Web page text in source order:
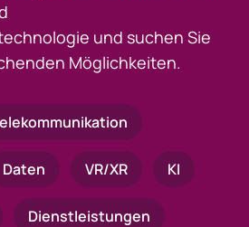
und suchen Sie
Möglichkeiten.
Daten VR/XR KI
Dienstleistungen